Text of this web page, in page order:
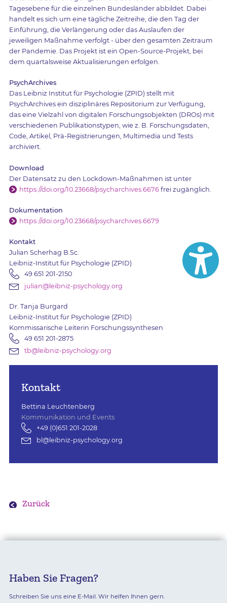
Tagesebene für die einzelnen Bundesländer abbildet. Dabei
handelt es sich um eine tägliche Zeitreihe, die den Tag der
Einführung, die Verlängerung oder das Auslaufen der
jeweiligen Maßnahme verfolgt - über den gesamten Zeitraum
der Pandemie. Das Projekt ist ein Open-Source-Projekt, bei
dem quartalsweise Aktualisierungen erfolgen.
PsychArchives
Das Leibniz Institut für Psychologie (ZPID) stellt mit
PsychArchives ein disziplinäres Repositorium zur Verfügung,
das eine Vielzahl von digitalen Forschungsobjekten (DROs) mit
verschiedenen Publikationstypen, wie z. B. Forschungsdaten,
Code, Artikel, Prä-Registrierungen, Multimedia und Tests
archiviert.
Download
Der Datensatz zu den Lockdown-Maßnahmen ist unter
https://doi.org/10.23668/psycharchives.6676frei zugänglich.
Dokumentation
https://doi.org/10.23668/psycharchives.6679
Kontakt
Julian Scherhag B.Sc.
Leibniz-Institut für Psychologie (ZPID)
49 651 201-2150
julian@leibniz-psychology.org
Dr. Tanja Burgard
Leibniz-Institut für Psychologie (ZPID)
Kommissarische Leiterin Forschungssynthesen
49 651 201-2875
tb@leibniz-psychology.org
Kontakt
Bettina Leuchtenberg
Kommunikation und Events
+49 (0)651 201-2028
bl@leibniz-psychology.org
Zurück
Haben Sie Fragen?
Schreiben Sie uns eine E-Mail. Wir helfen Ihnen gern.